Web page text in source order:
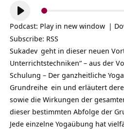
Audio-
Player
Podcast: Play in new window |
Subscribe: RSS
Sukadev geht in dieser neuen
Unterrichtstechniken“ – aus der
Schulung – Der ganzheitliche
Grundreihe ein und erläutert
sowie die Wirkungen der
dieser bestimmten Abfolge der
Jede einzelne Yogaübung hat